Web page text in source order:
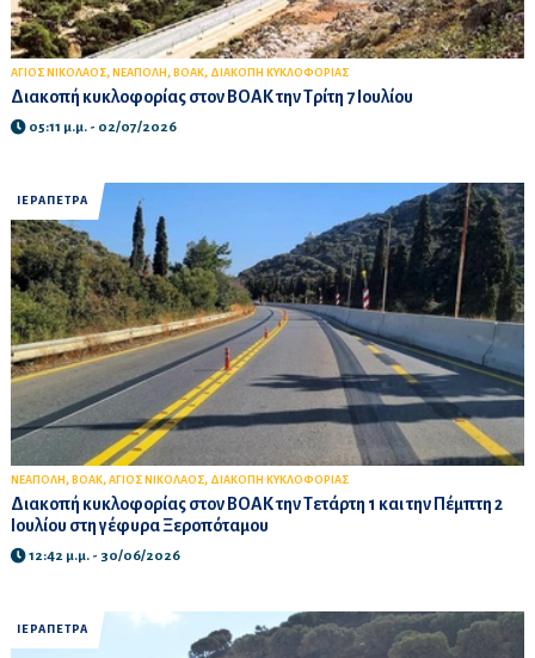
ΑΓΙΟΣ ΝΙΚΟΛΑΟΣ, ΝΕΑΠΟΛΗ , ΒΟΑΚ, ΔΙΑΚΟΠΗ ΚΥΚΛΟΦΟΡΙΑΣ
Διακοπή κυκλοφορίας στον ΒΟΑΚ την Τρίτη 7 Ιουλίου
05:11 μ.μ. - 02/07/2026
ΙΕΡΑΠΕΤΡΑ
ΝΕΑΠΟΛΗ , ΒΟΑΚ, ΑΓΙΟΣ ΝΙΚΟΛΑΟΣ, ΔΙΑΚΟΠΗ ΚΥΚΛΟΦΟΡΙΑΣ
Διακοπή κυκλοφορίας στον ΒΟΑΚ την Τετάρτη 1 και την Πέμπτη 2
Ιουλίου στη γέφυρα Ξεροπόταμου
12:42 μ.μ. - 30/06/2026
ΙΕΡΑΠΕΤΡΑ